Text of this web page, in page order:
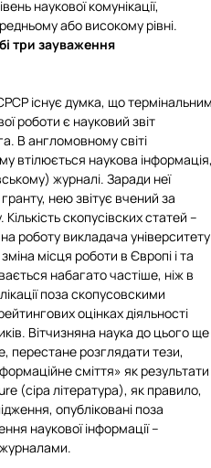
наукової комунікації,
або високому рівні.
три зауваження
існує думка, що
роботи є науковий звіт
В англомовному світі
втілюється наукова
журналі. Заради неї
нею звітує вчений за
скопусівских статей –
роботу викладача університету
місця роботи в Європі і та
набагато частіше, ніж в
поза скопусовскими
оцінках діяльності
Вітчизняна наука до цього ще
перестане розглядати тези,
сміття» як результати
(сіра література), як правило,
опубліковані поза
наукової інформації –